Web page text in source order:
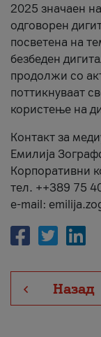
2025 значаен
одговорен
посветена на
безбеден
продолжи со
поттикнуваат
користење на
Контакт за
Емилија
Корпоративни
тел. ++389 75
e-mail:
Назад